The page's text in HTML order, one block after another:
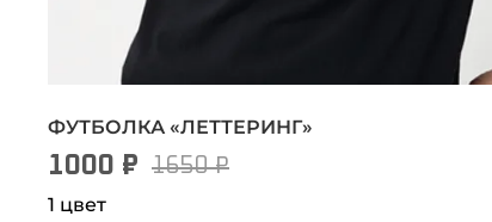
ФУТБОЛКА «ЛЕТТЕРИНГ»
1000 ₽ 1650 ₽
1 цвет